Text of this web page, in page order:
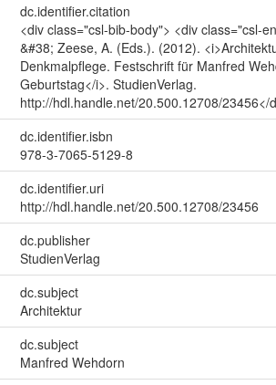
dc.identifier.citation
<div class="csl-bib-body"> <div class="csl-
&#38; Zeese, A. (Eds.). (2012).
Denkmalpflege. Festschrift für Manfred
Geburtstag</i>. StudienVerlag.
http://hdl.handle.net/20.500.12708/23456</
dc.identifier.isbn
978-3-7065-5129-8
dc.identifier.uri
http://hdl.handle.net/20.500.12708/23456
dc.publisher
StudienVerlag
dc.subject
Architektur
dc.subject
Manfred Wehdorn